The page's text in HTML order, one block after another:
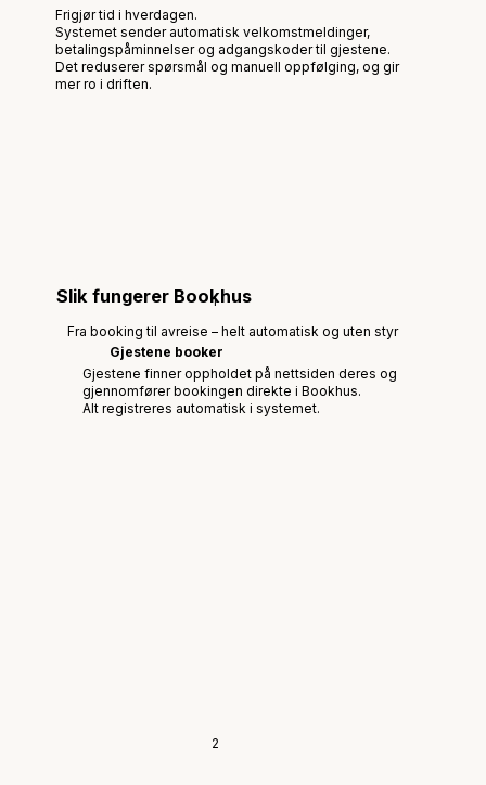
Frigjør tid i hverdagen.
Systemet sender automatisk velkomstmeldinger,
betalingspåminnelser og adgangskoder til gjestene.
Det reduserer spørsmål og manuell oppfølging, og gir
mer ro i driften.
Slik fungerer Bookhus
Fra booking til avreise – helt automatisk og uten styr
Gjestene booker
Gjestene finner oppholdet på nettsiden deres og
gjennomfører bookingen direkte i Bookhus.
Alt registreres automatisk i systemet.
1
2